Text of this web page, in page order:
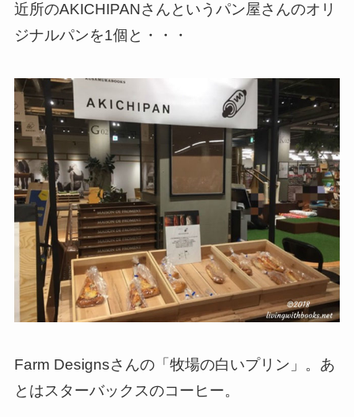
近所のAKICHIPANさんというパン屋さんのオリ
ジナルパンを1個と・・・
Farm Designsさんの「牧場の白いプリン」。あ
とはスターバックスのコーヒー。